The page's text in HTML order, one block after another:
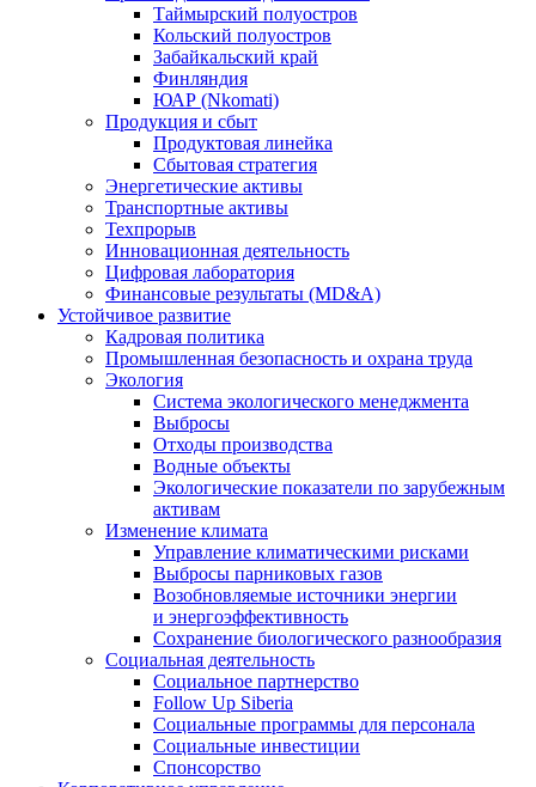
Таймырский полуостров
Кольский полуостров
Забайкальский край
Финляндия
ЮАР (Nkomati)
Продукция и сбыт
Продуктовая линейка
Сбытовая стратегия
Энергетические активы
Транспортные активы
Техпрорыв
Инновационная деятельность
Цифровая лаборатория
Финансовые результаты (MD&A)
Устойчивое развитие
Кадровая политика
Промышленная безопасность и охрана труда
Экология
Система экологического менеджмента
Выбросы
Отходы производства
Водные объекты
Экологические показатели по зарубежным
активам
Изменение климата
Управление климатическими рисками
Выбросы парниковых газов
Возобновляемые источники энергии
и энергоэффективность
Сохранение биологического разнообразия
Социальная деятельность
Социальное партнерство
Follow Up Siberia
Социальные программы для персонала
Социальные инвестиции
Спонсорство